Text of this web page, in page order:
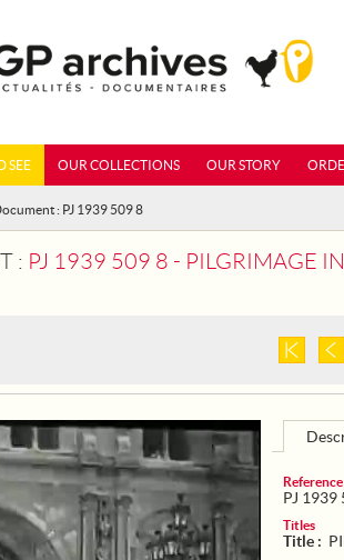
SEE OUR COLLECTIONS OUR STORY
: PJ 1939 509 8
: PJ 1939 509 8 - PILGRIMAGE
Reference
PJ 1939
Titles
Title :